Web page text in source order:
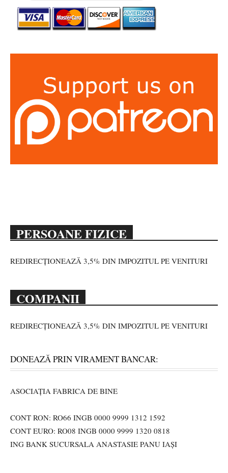
PERSOANE FIZICE
REDIRECȚIONEAZĂ 3,5% DIN IMPOZITUL PE VENITURI
COMPANII
REDIRECȚIONEAZĂ 3,5% DIN IMPOZITUL PE VENITURI
DONEAZĂ PRIN VIRAMENT BANCAR:
ASOCIAȚIA FABRICA DE BINE
CONT RON: RO66 INGB 0000 9999 1312 1592
CONT EURO: RO08 INGB 0000 9999 1320 0818
ING BANK SUCURSALA ANASTASIE PANU IAȘI